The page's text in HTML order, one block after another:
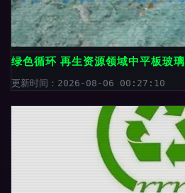
绿色循环 再生资源领域中平板玻
更新时间：2026-08-06 00:27:10